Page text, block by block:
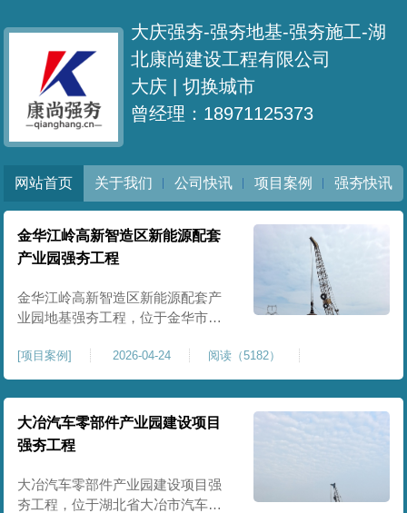
大庆强夯-强夯地基-强夯施工-湖
北康尚建设工程有限公司
大庆 |切换城市
曾经理：18971125373
网站首页 关于我们 公司快讯 项目案例 强夯快讯
金华江岭高新智造区新能源配套
产业园强夯工程
金华江岭高新智造区新能源配套产
业园地基强夯工程，位于金华市江
园区重点基建配套项目。本项目地
基强夯处理总面积40000㎡，施工范
围为新能源配套产业园核心建设地
块。项目场地为园区新建建设用
地，原始场地土质松散、土层固结
不均匀、孔隙较大、地基承载力偏
弱。新能源产业园厂房及配套设施
对
[项目案例] 2026-04-24 阅读（5182）
大冶汽车零部件产业园建设项目
强夯工程
大冶汽车零部件产业园建设项目强
夯工程，位于湖北省大冶市汽车零